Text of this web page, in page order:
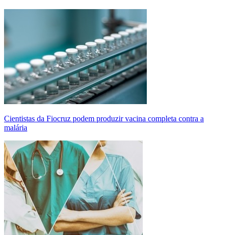
Cientistas da Fiocruz podem produzir vacina completa contra a
malária